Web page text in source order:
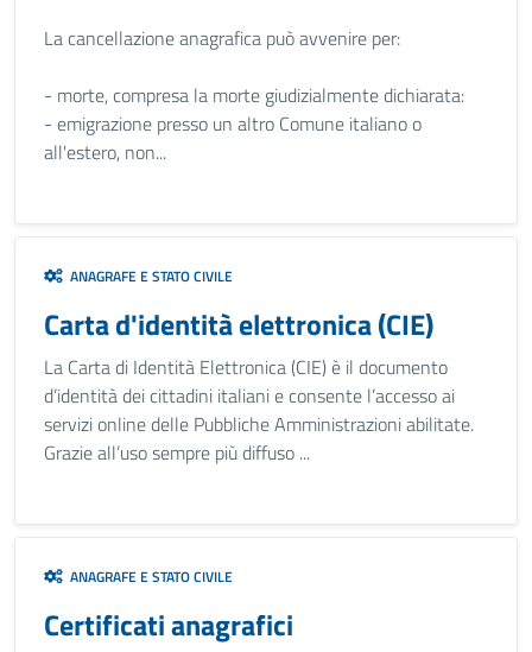
La cancellazione anagrafica può avvenire per:
- morte, compresa la morte giudizialmente dichiarata:
- emigrazione presso un altro Comune italiano o
all'estero, non...
ANAGRAFE E STATO CIVILE
Carta d'identità elettronica (CIE)
La Carta di Identità Elettronica (CIE) è il documento
d’identità dei cittadini italiani e consente l’accesso ai
servizi online delle Pubbliche Amministrazioni abilitate.
Grazie all’uso sempre più diffuso ...
ANAGRAFE E STATO CIVILE
Certificati anagrafici